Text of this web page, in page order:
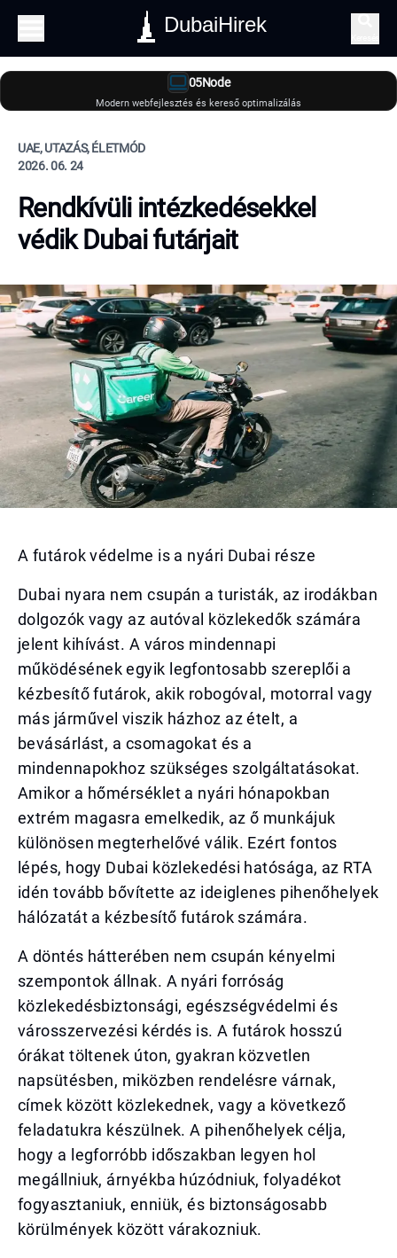
DubaiHirek
05Node
Modern webfejlesztés és kereső optimalizálás
UAE, UTAZÁS, ÉLETMÓD
2026. 06. 24
Rendkívüli intézkedésekkel
védik Dubai futárjait
A futárok védelme is a nyári Dubai része
Dubai nyara nem csupán a turisták, az irodákban
dolgozók vagy az autóval közlekedők számára
jelent kihívást. A város mindennapi
működésének egyik legfontosabb szereplői a
kézbesítő futárok, akik robogóval, motorral vagy
más járművel viszik házhoz az ételt, a
bevásárlást, a csomagokat és a
mindennapokhoz szükséges szolgáltatásokat.
Amikor a hőmérséklet a nyári hónapokban
extrém magasra emelkedik, az ő munkájuk
különösen megterhelővé válik. Ezért fontos
lépés, hogy Dubai közlekedési hatósága, az RTA
idén tovább bővítette az ideiglenes pihenőhelyek
hálózatát a kézbesítő futárok számára.
A döntés hátterében nem csupán kényelmi
szempontok állnak. A nyári forróság
közlekedésbiztonsági, egészségvédelmi és
városszervezési kérdés is. A futárok hosszú
órákat töltenek úton, gyakran közvetlen
napsütésben, miközben rendelésre várnak,
címek között közlekednek, vagy a következő
feladatukra készülnek. A pihenőhelyek célja,
hogy a legforróbb időszakban legyen hol
megállniuk, árnyékba húzódniuk, folyadékot
fogyasztaniuk, enniük, és biztonságosabb
körülmények között várakozniuk.